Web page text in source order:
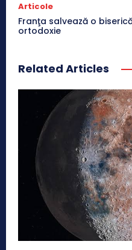
Articole
Franţa salvează o
ortodoxie
Related Articles